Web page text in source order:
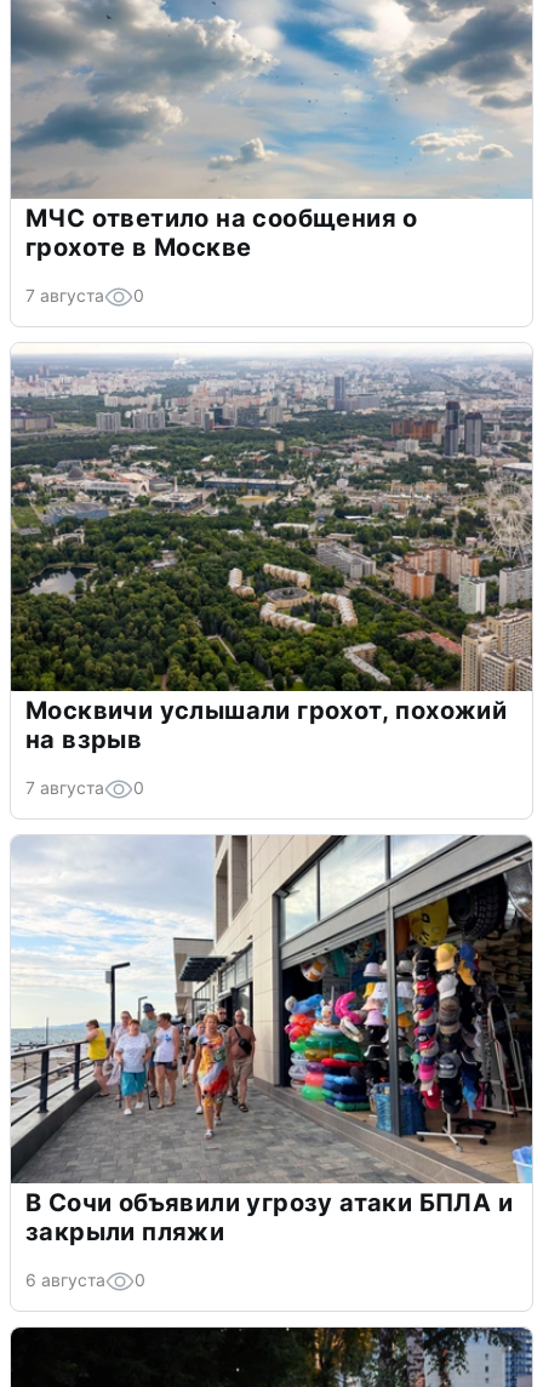
МЧС ответило на сообщения о
грохоте в Москве
7 августа 0
Москвичи услышали грохот, похожий
на взрыв
7 августа 0
В Сочи объявили угрозу атаки БПЛА и
закрыли пляжи
6 августа 0